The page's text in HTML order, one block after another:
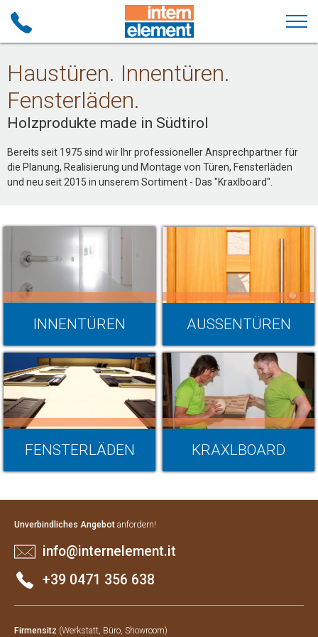
Haustüren. Innentüren.
Fensterläden.
Holzprodukte made in Südtirol
Bereits seit 1975 sind wir Ihr professioneller Ansprechpartner für
die Planung, Realisierung und Montage von Türen, Fensterläden
und neu seit 2015 in unserem Sortiment - Das "Kraxlboard".
INNENTÜREN AUSSENTÜREN
FENSTERLÄDEN KRAXLBOARD
Unverbindliches Angebot anfordern!
info@internelement.it
+39 0471 356 638
Firmensitz (Werkstatt, Büro, Showroom)